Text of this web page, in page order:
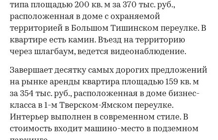
типа площадью 200 кв. м за 370 тыс. руб.,
расположенная в доме с охраняемой
территорией в Большом Тишинском переулке. В
квартире есть камин. Въезд на территорию
через шлагбаум, ведется видеонаблюдение.
Завершает десятку самых дорогих предложений
на рынке аренды квартира площадью 159 кв. м
за 354 тыс. руб., расположенная в доме бизнес-
класса в 1-м Тверском-Ямском переулке.
Интерьер выполнен в современном стиле. В
стоимость входит машино-место в подземном